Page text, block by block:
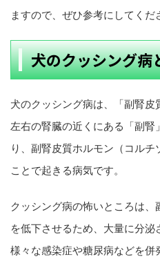
ますので、ぜひ参考にしてくだ
犬のクッシング病
犬のクッシング病は、「副腎皮
左右の腎臓の近くにある「副腎
り、副腎皮質ホルモン（コル
ことで起きる病気です。
クッシング病の怖いところは
を低下させるため、大量に分
様々な感染症や糖尿病などを